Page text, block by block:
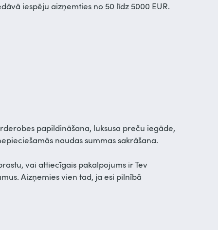
iespēju aizņemties no 50 līdz 5000 EUR.
papildināšana, luksusa preču iegāde,
naudas summas sakrāšana.
vai attiecīgais pakalpojums ir Tev
Aizņemies vien tad, ja esi pilnībā